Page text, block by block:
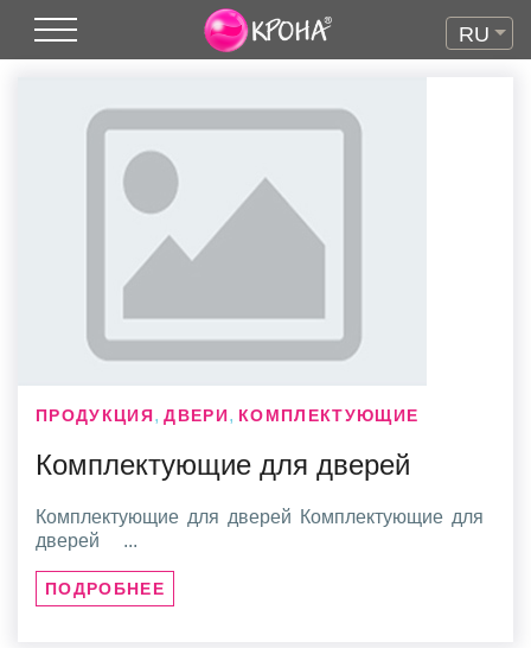
RU
ПРОДУКЦИЯ,ДВЕРИ, КОМПЛЕКТУЮЩИЕ
Комплектующие для дверей
Комплектующие для дверей Комплектующие для
дверей ...
ПОДРОБНЕЕ